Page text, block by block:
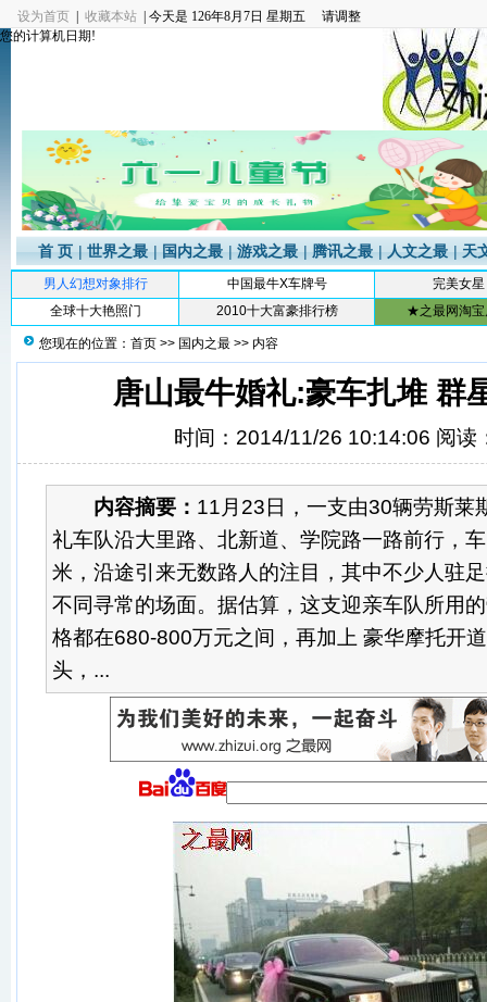
设为首页 收藏本站 | 今天是 126年8月7日 星期五 请调整
您的计算机日期!
首 页 |世界之最 |国内之最 |游戏之最 |腾讯之最 |人文之最 |天
男人幻想对象排行 中国最牛X车牌号
完美女星
全球十大艳照门
2010十大富豪排行榜 ★之最网淘
您现在的位置： 首页 >> 国内之最 >> 内容
唐山最牛婚礼:豪车扎堆 群
时间：2014/11/26 10:14:06 阅读
内容摘要： 11月23日，一支由30辆劳斯莱
礼车队沿大里路、北新道、学院路一路前行，
米，沿途引来无数路人的注目，其中不少人驻
不同寻常的场面。据估算，这支迎亲车队所用
格都在680-800万元之间，再加上 豪华摩托开
头，...